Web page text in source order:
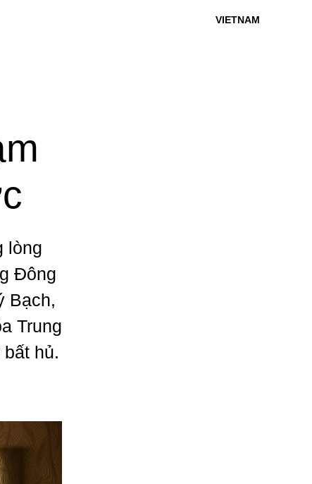
VIETNAM
lòng
Đông
Bạch,
Trung
hủ.